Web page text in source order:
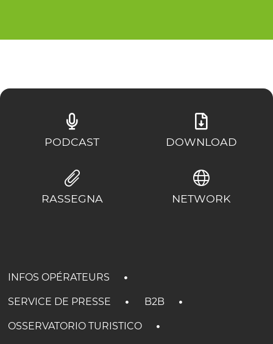
PODCAST DOWNLOAD
RASSEGNA NETWORK
INFOS OPÉRATEURS
SERVICE DE PRESSE B2B
OSSERVATORIO TURISTICO